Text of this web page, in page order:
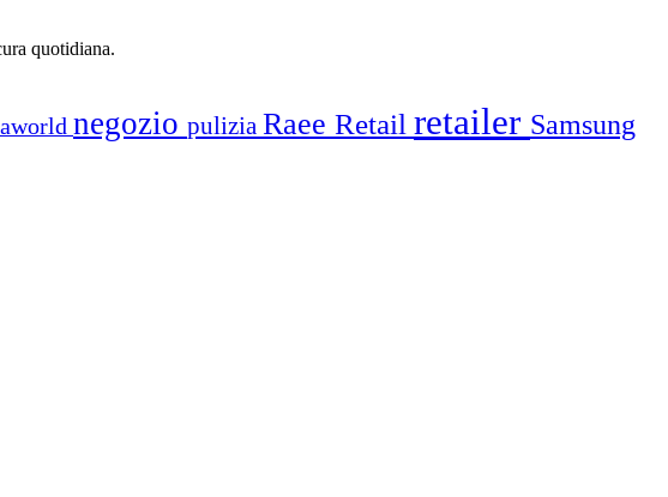
quotidiana.
negozio pulizia Raee Retail retailer Samsung